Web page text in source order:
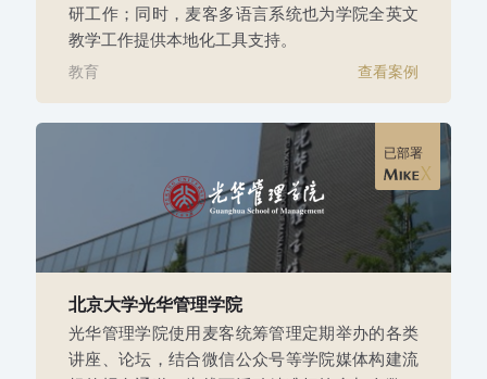
研工作；同时，麦客多语言系统也为学院全英文
教学工作提供本地化工具支持。
教育 查看案例
已部署
北京大学光华管理学院
光华管理学院使用麦客统筹管理定期举办的各类
讲座、论坛，结合微信公众号等学院媒体构建流